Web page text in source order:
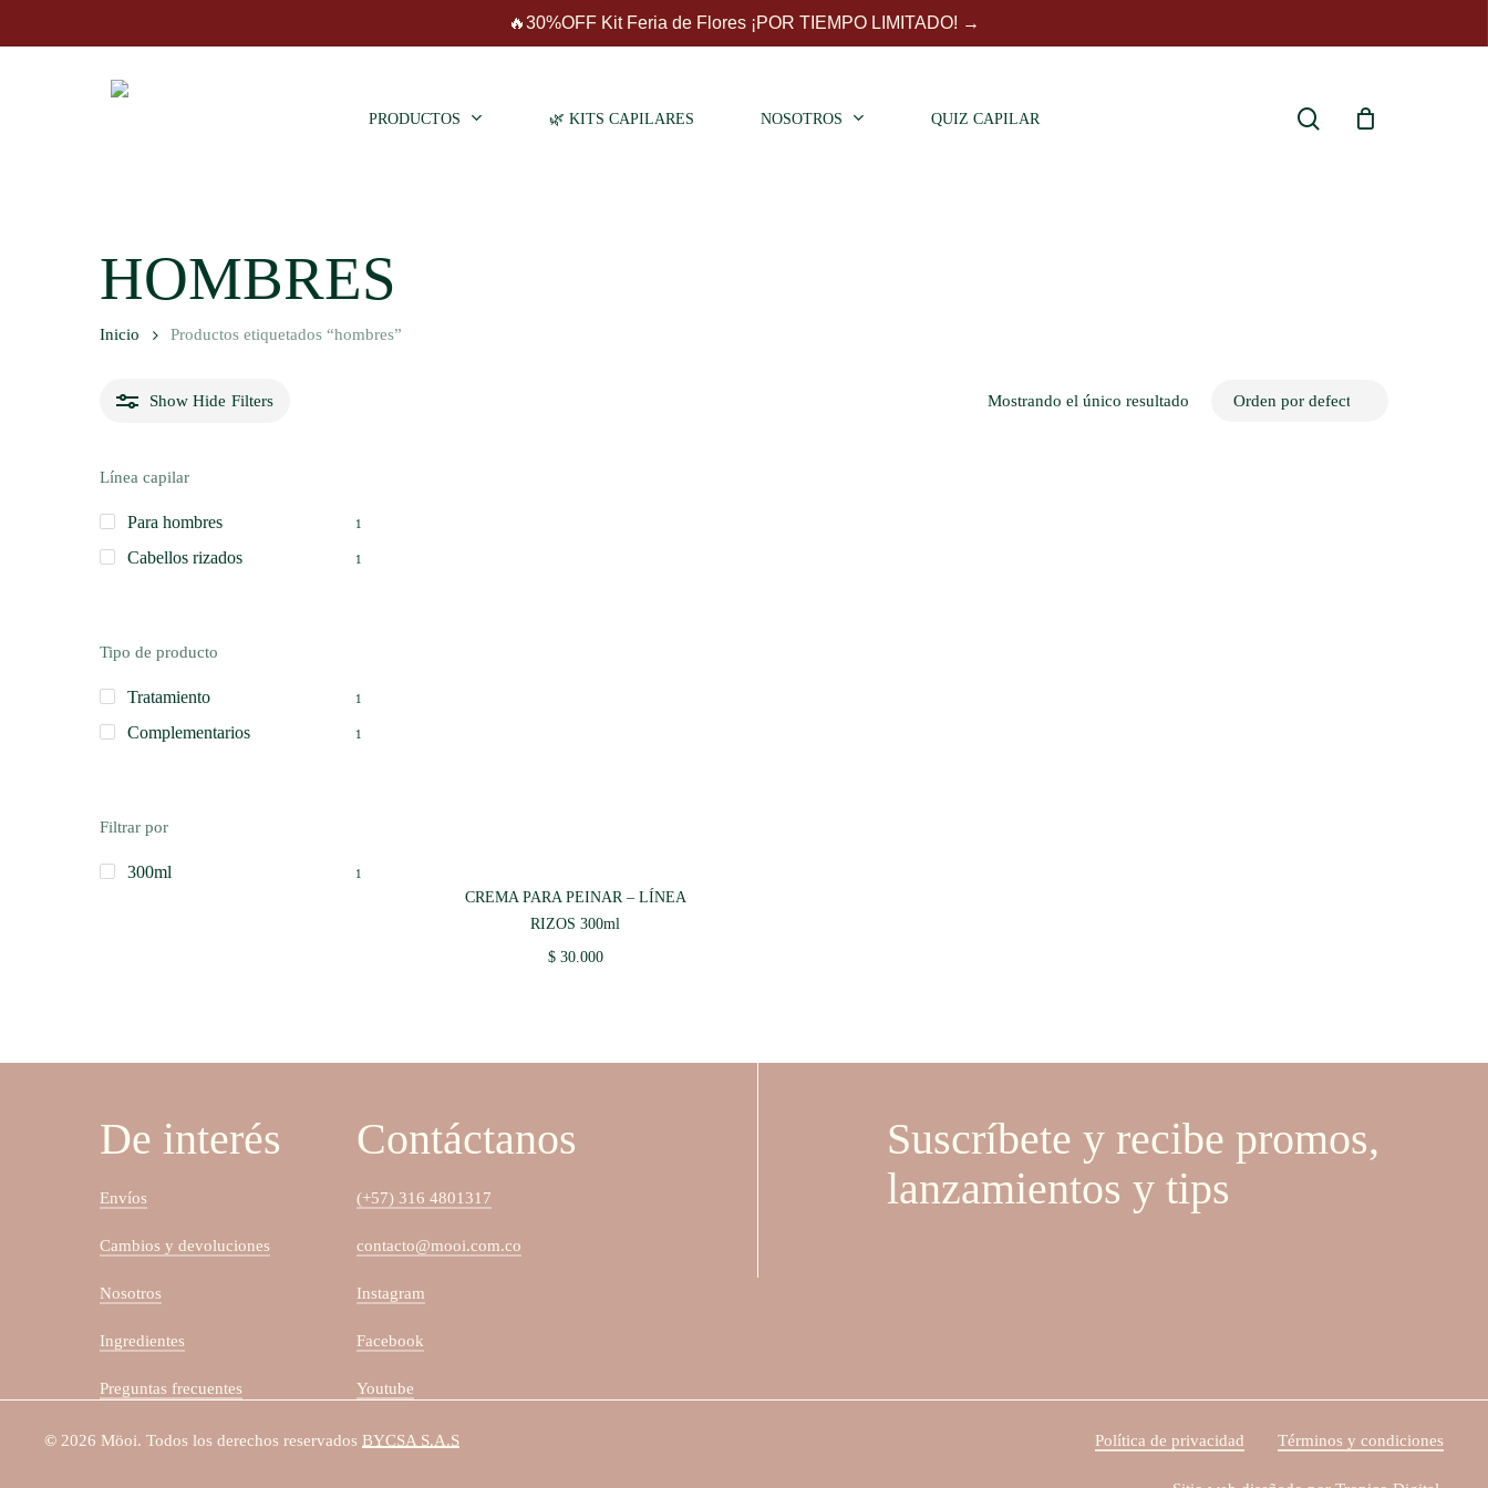
main
🔥30%OFF Kit Feria de Flores ¡POR TIEMPO LIMITADO! →
Hit enter to search or ESC to close
PRODUCTOS 🌿 KITS CAPILARES NOSOTROS QUIZ CAPILAR search
CarritoClose
HOMBRES
Inicio Productos etiquetados “hombres”
Show Hide Filters Mostrando el único resultado
Línea capilar
Para hombres 1
Cabellos rizados 1
Tipo de producto
Tratamiento 1
Complementarios 1
Filtrar por
300ml 1
CREMA PARA PEINAR – LÍNEA
RIZOS 300ml
$30.000
De interés
Envíos
Cambios y devoluciones
Nosotros
Ingredientes
Preguntas frecuentes
Contáctanos
(+57) 316 4801317
contacto@mooi.com.co
Instagram
Facebook
Youtube
Suscríbete y recibe promos,
lanzamientos y tips
© 2026 Möoi. Todos los derechos reservados BYCSA S.A.S Política de privacidad Términos y condiciones